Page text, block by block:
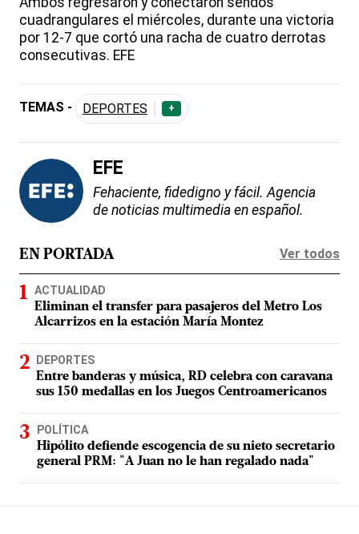
cuadrangulares el miércoles, durante una victoria
por 12-7 que cortó una racha de cuatro derrotas
consecutivas. EFE
TEMAS - DEPORTES +
EFE
Fehaciente, fidedigno y fácil. Agencia
de noticias multimedia en español.
EN PORTADA Ver todos
ACTUALIDAD
Eliminan el transfer para pasajeros del Metro Los
Alcarrizos en la estación María Montez
DEPORTES
Entre banderas y música, RD celebra con caravana
sus 150 medallas en los Juegos Centroamericanos
POLÍTICA
Hipólito defiende escogencia de su nieto secretario
general PRM: "A Juan no le han regalado nada"